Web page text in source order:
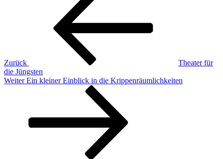
Zurück
Theater für
die Jüngsten
Nächster
Weiter Ein kleiner Einblick in die Krippenräumlichkeiten